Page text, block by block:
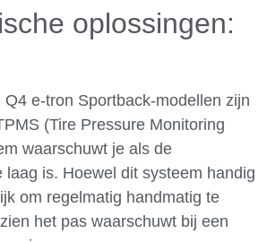
oplossingen:
e-tron Sportback-modellen zijn
(Tire Pressure Monitoring
waarschuwt je als de
laag is. Hoewel dit systeem handig
om regelmatig handmatig te
het pas waarschuwt bij een